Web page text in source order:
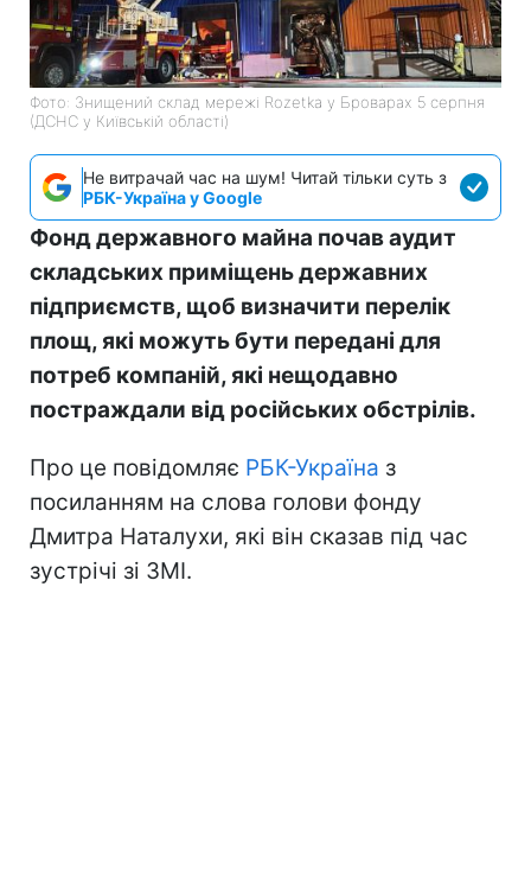
Фото: Знищений склад мережі Rozetka у Броварах 5 серпня
(ДСНС у Київській області)
Не витрачай час на шум! Читай тільки суть з
РБК-Україна у Google
Фонд державного майна почав аудит
складських приміщень державних
підприємств, щоб визначити перелік
площ, які можуть бути передані для
потреб компаній, які нещодавно
постраждали від російських обстрілів.
Про це повідомляє РБК-Україна з
посиланням на слова голови фонду
Дмитра Наталухи, які він сказав під час
зустрічі зі ЗМІ.